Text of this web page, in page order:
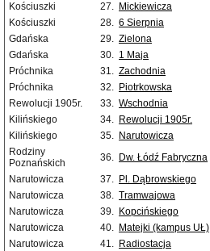
Kościuszki
27. Mickiewicza
Kościuszki
28. 6 Sierpnia
Gdańska
29. Zielona
Gdańska
30. 1 Maja
Próchnika
31. Zachodnia
Próchnika
32. Piotrkowska
Rewolucji 1905r.
33. Wschodnia
Kilińskiego
34. Rewolucji 1905r.
Kilińskiego
35. Narutowicza
Rodziny
Poznańskich
36. Dw. Łódź Fabryczna
Narutowicza 37. Pl. Dąbrowskiego
Narutowicza
38. Tramwajowa
Narutowicza
39. Kopcińskiego
Narutowicza
40. Matejki (kampus UŁ)
Narutowicza
41. Radiostacja